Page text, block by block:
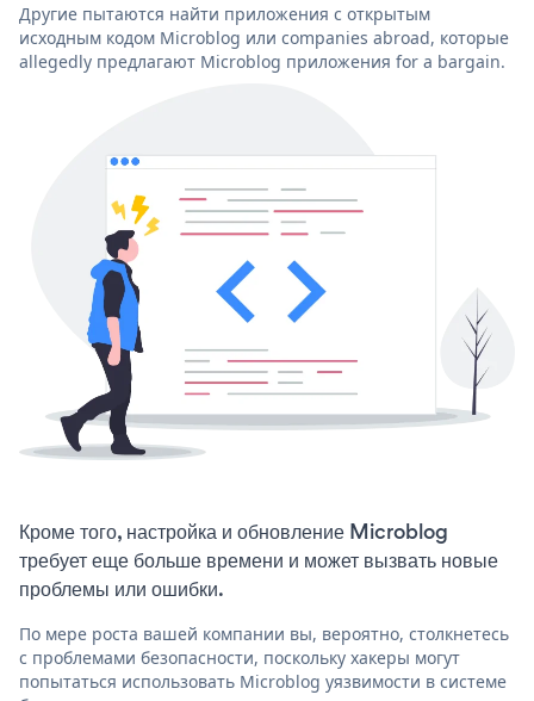
Другие пытаются найти приложения с открытым
исходным кодом Microblog или companies abroad, которые
allegedly предлагают Microblog приложения for a bargain.
Кроме того, настройка и обновление Microblog
требует еще больше времени и может вызвать новые
проблемы или ошибки.
По мере роста вашей компании вы, вероятно, столкнетесь
с проблемами безопасности, поскольку хакеры могут
попытаться использовать Microblog уязвимости в системе